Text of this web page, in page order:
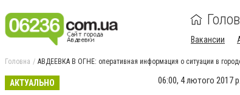
Вакансии
Головна АВДЕЕВКА В ОГНЕ: оперативная информация о ситуации в
АКТУАЛЬНО 06:00, 4 лютого 2017 р.